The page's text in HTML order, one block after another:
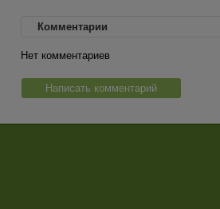
Комментарии
Нет комментариев
Написать комментарий